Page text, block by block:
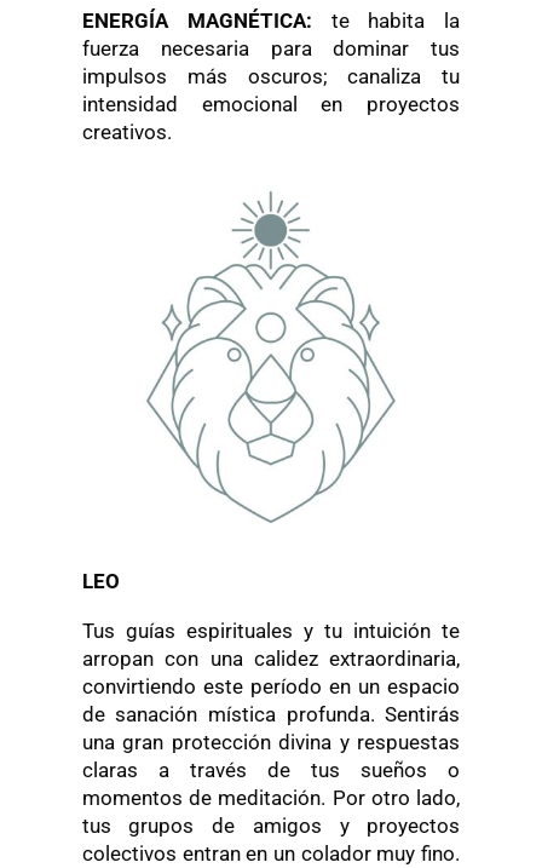
ENERGÍA MAGNÉTICA: te habita la
fuerza necesaria para dominar tus
impulsos más oscuros; canaliza tu
intensidad emocional en proyectos
creativos.
LEO
Tus guías espirituales y tu intuición te
arropan con una calidez extraordinaria,
convirtiendo este período en un espacio
de sanación mística profunda. Sentirás
una gran protección divina y respuestas
claras a través de tus sueños o
momentos de meditación. Por otro lado,
tus grupos de amigos y proyectos
colectivos entran en un colador muy fino.